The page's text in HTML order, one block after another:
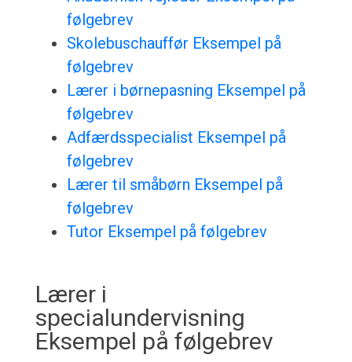
følgebrev
Skolebuschauffør Eksempel på
følgebrev
Lærer i børnepasning Eksempel på
følgebrev
Adfærdsspecialist Eksempel på
følgebrev
Lærer til småbørn Eksempel på
følgebrev
Tutor Eksempel på følgebrev
Lærer i
specialundervisning
Eksempel på følgebrev